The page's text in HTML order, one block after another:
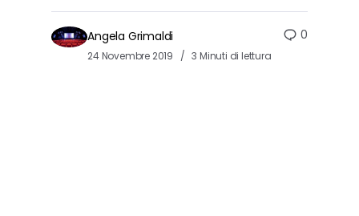
Angela Grimaldi
24 Novembre 2019 3 Minuti di lettura
0